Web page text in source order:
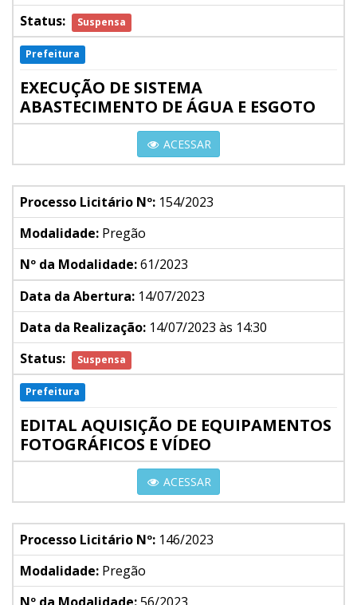
Status:
Suspensa
Prefeitura
EXECUÇÃO DE SISTEMA
ABASTECIMENTO DE ÁGUA E ESGOTO
ACESSAR
Processo Licitário Nº: 154/2023
Modalidade: Pregão
Nº da Modalidade:61/2023
Data da Abertura: 14/07/2023
Data da Realização: 14/07/2023 às 14:30
Status:
Suspensa
Prefeitura
EDITAL AQUISIÇÃO DE EQUIPAMENTOS
FOTOGRÁFICOS E VÍDEO
ACESSAR
Processo Licitário Nº: 146/2023
Modalidade: Pregão